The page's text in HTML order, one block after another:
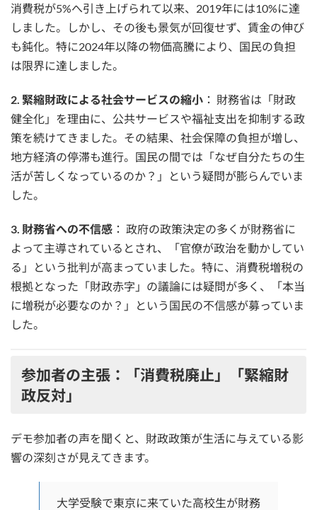
消費税が5%へ引き上げられて以来、2019年には10%に達
しました。しかし、その後も景気が回復せず、賃金の伸び
も鈍化。特に2024年以降の物価高騰により、国民の負担
は限界に達しました。
2. 緊縮財政による社会サービスの縮小 ： 財務省は「財政
健全化」を理由に、公共サービスや福祉支出を抑制する政
策を続けてきました。その結果、社会保障の負担が増し、
地方経済の停滞も進行。国民の間では「なぜ自分たちの生
活が苦しくなっているのか？」という疑問が膨らんでいま
した。
3. 財務省への不信感 ： 政府の政策決定の多くが財務省に
よって主導されているとされ、「官僚が政治を動かしてい
る」という批判が高まっていました。特に、消費税増税の
根拠となった「財政赤字」の議論には疑問が多く、「本当
に増税が必要なのか？」という国民の不信感が募っていま
した。
参加者の主張：「消費税廃止」「緊縮財
政反対」
デモ参加者の声を聞くと、財政政策が生活に与えている影
響の深刻さが見えてきます。
大学受験で東京に来ていた高校生が財務